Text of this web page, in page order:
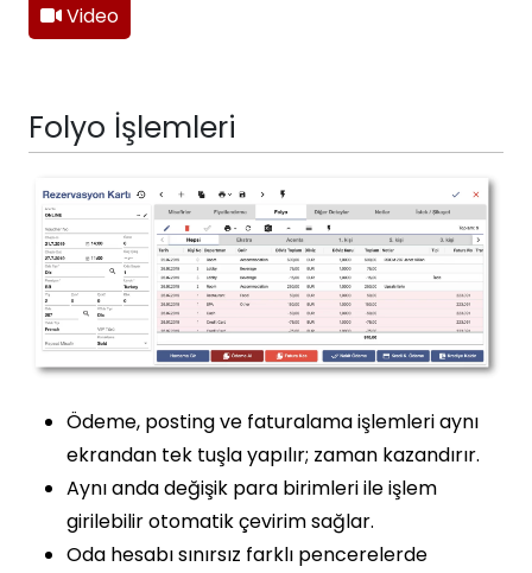
Video
Folyo İşlemleri
Ödeme, posting ve faturalama işlemleri aynı
ekrandan tek tuşla yapılır; zaman kazandırır.
Aynı anda değişik para birimleri ile işlem
girilebilir otomatik çevirim sağlar.
Oda hesabı sınırsız farklı pencerelerde